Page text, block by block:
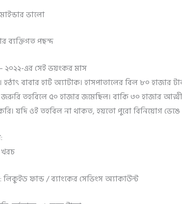
ভালো
পছন্দ
এর সেই ভয়ংকর মাস
বাবার হার্ট অ্যাটাক। হাসপাতালের বিল ৮০ হাজার
তহবিলে ৫০ হাজার জমেছিল। বাকি ৩০ হাজার
যদি ওই তহবিল না থাকত, হয়তো পুরো বিনিয়োগ
খরচ
ফান্ড / ব্যাংকের সেভিংস অ্যাকাউন্ট